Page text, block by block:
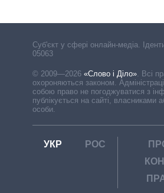
Cуб'єкт у сфері онлайн-медіа.
05063
© 2009—2026 «Слово і Діло»
Всі
охороняються законом.
собою право не погоджуватися з
публікується на сайті, власниками
особи.
УКР РОС